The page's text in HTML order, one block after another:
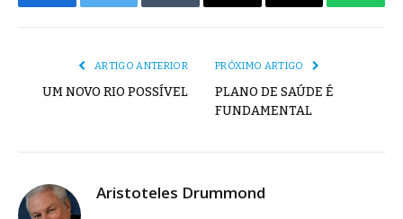
FacebookTwitter Tumblr
E-
Copiar
ARTIGO ANTERIOR
UM NOVO RIO POSSÍVEL
PRÓXIMO ARTIGO
PLANO DE SAÚDE É
FUNDAMENTAL
Aristoteles Drummond